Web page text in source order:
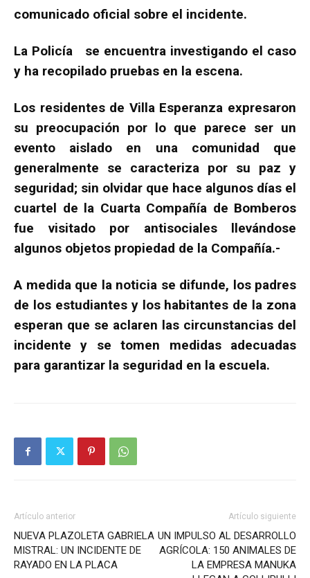
comunicado oficial sobre el incidente.
La Policía se encuentra investigando el caso
y ha recopilado pruebas en la escena.
Los residentes de Villa Esperanza expresaron
su preocupación por lo que parece ser un
evento aislado en una comunidad que
generalmente se caracteriza por su paz y
seguridad; sin olvidar que hace algunos días el
cuartel de la Cuarta Compañía de Bomberos
fue visitado por antisociales llevándose
algunos objetos propiedad de la Compañía.-
A medida que la noticia se difunde, los padres
de los estudiantes y los habitantes de la zona
esperan que se aclaren las circunstancias del
incidente y se tomen medidas adecuadas
para garantizar la seguridad en la escuela.
Artículo anterior
NUEVA PLAZOLETA GABRIELA
MISTRAL: UN INCIDENTE DE
RAYADO EN LA PLACA
Artículo siguiente
UN IMPULSO AL DESARROLLO
AGRÍCOLA: 150 ANIMALES DE
LA EMPRESA MANUKA